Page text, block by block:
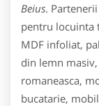
Beius.
pentru locuinta
MDF infoliat,
din lemn
romaneasca,
bucatarie,